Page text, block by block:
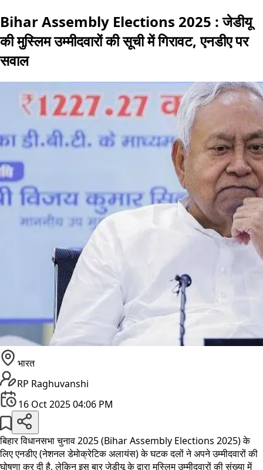
Bihar Assembly Elections 2025 : जेडीयू
की मुस्लिम उम्मीदवारों की सूची में गिरावट, एनडीए पर
सवाल
भारत
RP Raghuvanshi
16 Oct 2025 04:06 PM
बिहार विधानसभा चुनाव 2025 (Bihar Assembly Elections 2025) के
लिए एनडीए (नेशनल डेमोक्रेटिक अलायंस) के घटक दलों ने अपने उम्मीदवारों की
घोषणा कर दी है, लेकिन इस बार जेडीयू के द्वारा मुस्लिम उम्मीदवारों की संख्या में